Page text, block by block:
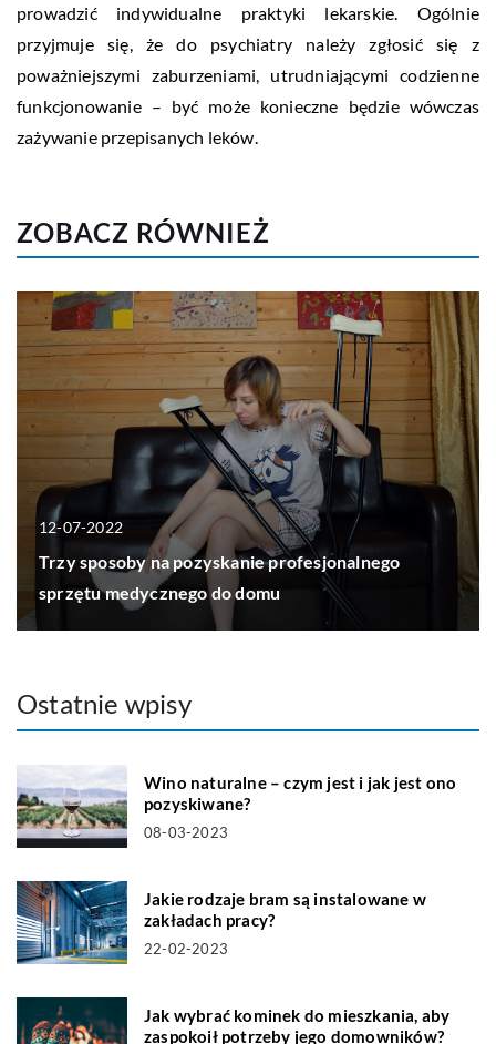
prowadzić indywidualne praktyki lekarskie. Ogólnie
przyjmuje się, że do psychiatry należy zgłosić się z
poważniejszymi zaburzeniami, utrudniającymi codzienne
funkcjonowanie – być może konieczne będzie wówczas
zażywanie przepisanych leków.
ZOBACZ RÓWNIEŻ
12-07-2022
Trzy sposoby na pozyskanie profesjonalnego
sprzętu medycznego do domu
Ostatnie wpisy
Wino naturalne – czym jest i jak jest ono
pozyskiwane?
08-03-2023
Jakie rodzaje bram są instalowane w
zakładach pracy?
22-02-2023
Jak wybrać kominek do mieszkania, aby
zaspokoił potrzeby jego domowników?